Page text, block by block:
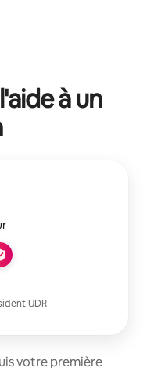
à un
UDR
votre première